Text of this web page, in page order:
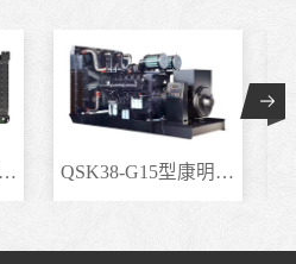
KTA50-GS8型康明斯柴.. QSK38-G15型康明斯柴..